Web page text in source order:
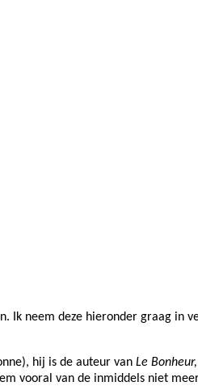
Ik neem deze hieronder graag in
hij is de auteur van Le
vooral van de inmiddels niet